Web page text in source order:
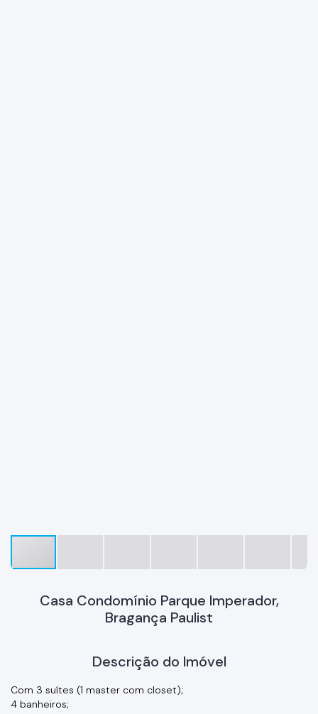
Casa Condomínio Parque Imperador,
Bragança Paulist
Descrição do Imóvel
Com 3 suítes (1 master com closet);
4 banheiros;